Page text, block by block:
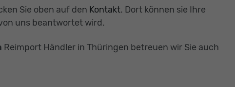
Sie oben auf den Kontakt. Dort können sie Ihre
uns beantwortet wird.
Reimport Händler in Thüringen betreuen wir Sie auch